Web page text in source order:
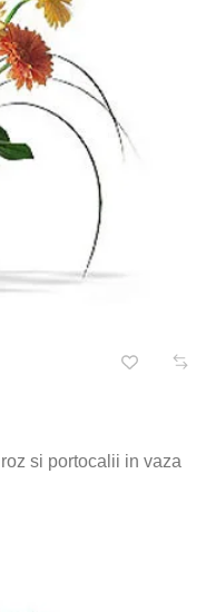
si portocalii in vaza